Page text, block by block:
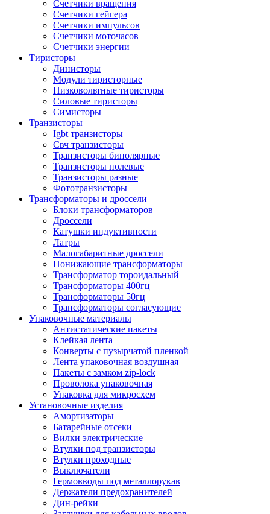
Счетчики вращения
Счетчики гейгера
Счетчики импульсов
Счетчики моточасов
Счетчики энергии
Тиристоры
Динисторы
Модули тиристорные
Низковольтные тиристоры
Силовые тиристоры
Симисторы
Транзисторы
Igbt транзисторы
Свч транзисторы
Транзисторы биполярные
Транзисторы полевые
Транзисторы разные
Фототранзисторы
Трансформаторы и дроссели
Блоки трансформаторов
Дроссели
Катушки индуктивности
Латры
Малогабаритные дроссели
Понижающие трансформаторы
Трансформатор тороидальный
Трансформаторы 400гц
Трансформаторы 50гц
Трансформаторы согласующие
Упаковочные материалы
Антистатические пакеты
Клейкая лента
Конверты с пузырчатой пленкой
Лента упаковочная воздушная
Пакеты с замком zip-lock
Проволока упаковочная
Упаковка для микросхем
Установочные изделия
Амортизаторы
Батарейные отсеки
Вилки электрические
Втулки под транзисторы
Втулки проходные
Выключатели
Гермовводы под металлорукав
Держатели предохранителей
Дин-рейки